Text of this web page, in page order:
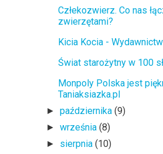
Człekozwierz. Co nas
zwierzętami?
Kicia Kocia -
Świat starożytny w 100
Monpoly Polska jest
Taniaksiazka.pl
►października(9)
►września(8)
► sierpnia(10)